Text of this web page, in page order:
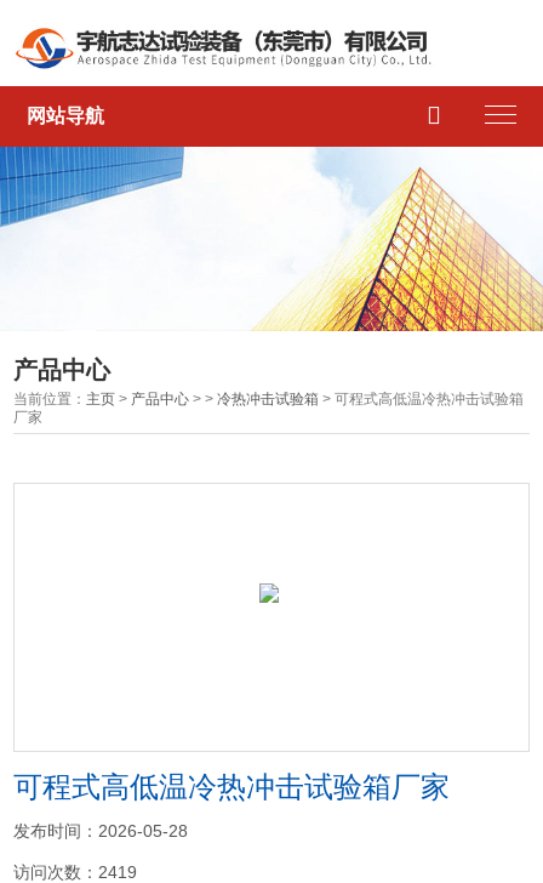
网站导航 
产品中心
当前位置： 主页 > 产品中心 > >冷热冲击试验箱 > 可程式高低温冷热冲击试验箱
厂家
可程式高低温冷热冲击试验箱厂家
发布时间：2026-05-28
访问次数：2419